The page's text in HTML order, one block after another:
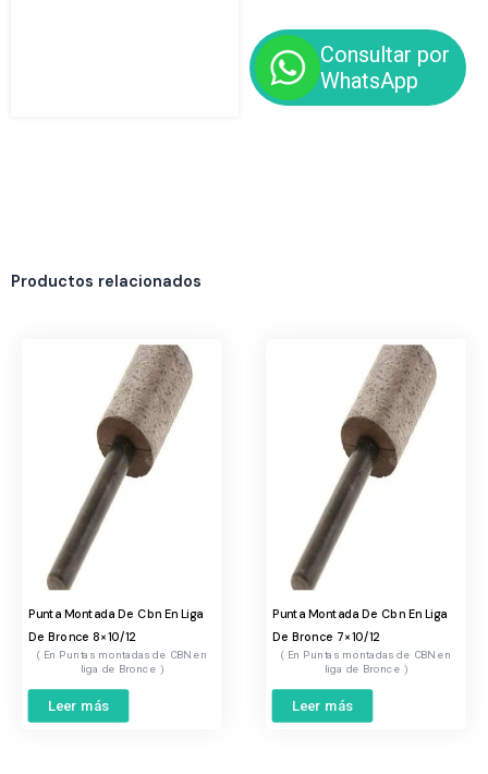
Consultar por
WhatsApp
Productos relacionados
Punta Montada De Cbn En Liga
De Bronce 8×10/12
Puntas montadas de CBN en
liga de Bronce
Leer más
Punta Montada De Cbn En Liga
De Bronce 7×10/12
Puntas montadas de CBN en
liga de Bronce
Leer más